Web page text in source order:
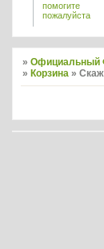
помогите
пожалуйста
»Официальный
»Корзина »